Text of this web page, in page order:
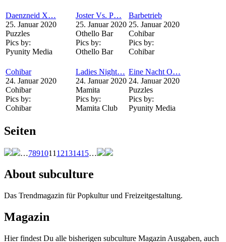
Daenzneid X…
25. Januar 2020
Puzzles
Pics by:
Pyunity Media
Joster Vs. P…
25. Januar 2020
Othello Bar
Pics by:
Othello Bar
Barbetrieb
25. Januar 2020
Cohibar
Pics by:
Cohibar
Cohibar
24. Januar 2020
Cohibar
Pics by:
Cohibar
Ladies Night…
24. Januar 2020
Mamita
Pics by:
Mamita Club
Eine Nacht O…
24. Januar 2020
Puzzles
Pics by:
Pyunity Media
Seiten
…7891011 12131415…
About subculture
Das Trendmagazin für Popkultur und Freizeitgestaltung.
Magazin
Hier findest Du alle bisherigen subculture Magazin Ausgaben, auch